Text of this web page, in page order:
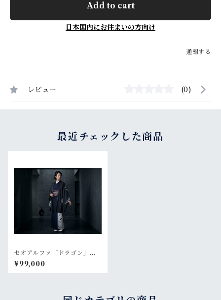
Add to cart
日本国内にお住まいの方向け
通報する
レビュー (0)
最近チェックした商品
セオアルファ「ドラゴン」黒
【羽織 プレタ 仕立て上が
り】
¥99,000